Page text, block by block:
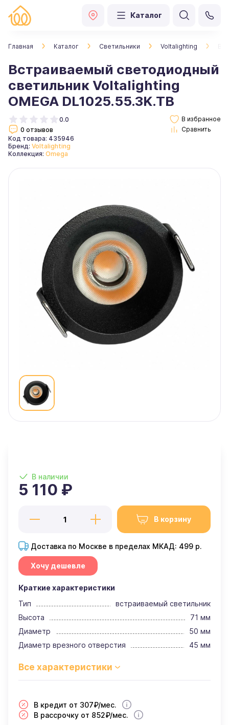
Каталог
Главная Каталог Светильники Voltalighting
Встраиваемый светодиодный
светильник Voltalighting
OMEGA DL1025.55.3K.TB
0.0
0 отзывов
Код товара: 435946
Бренд: Voltalighting
Коллекция: Omega
В наличии
5 110 ₽
В корзину
Доставка по Москве в пределах МКАД: 499 р.
Хочу дешевле
Краткие характеристики
Тип
встраиваемый светильник
Высота
71 мм
Диаметр
50 мм
Диаметр врезного отверстия
45 мм
В кредит от 307₽/мес.
В рассрочку от 852₽/мес.